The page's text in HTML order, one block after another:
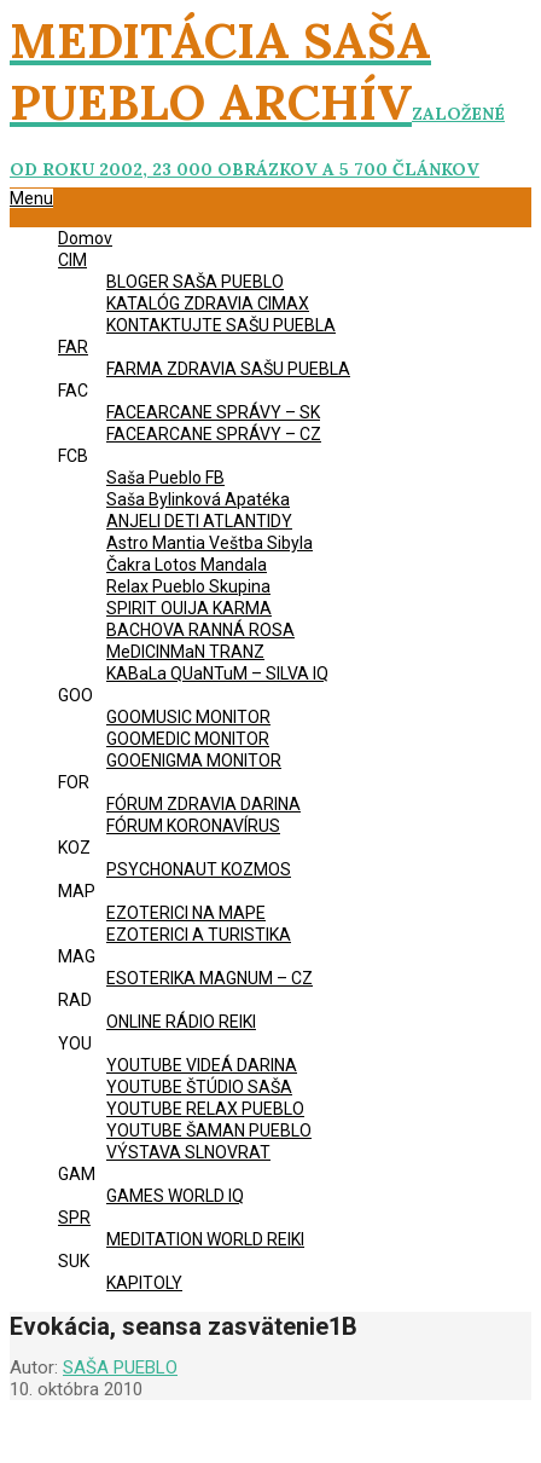
Skip
to
content
MEDITÁCIA SAŠA
PUEBLO ARCHÍVZALOŽENÉ
OD ROKU 2002, 23 000 OBRÁZKOV A 5 700 ČLÁNKOV
Primary
Menu
Domov
CIM
BLOGER SAŠA PUEBLO
KATALÓG ZDRAVIA CIMAX
KONTAKTUJTE SAŠU PUEBLA
FAR
FARMA ZDRAVIA SAŠU PUEBLA
FAC
FACEARCANE SPRÁVY – SK
FACEARCANE SPRÁVY – CZ
FCB
Saša Pueblo FB
Saša Bylinková Apatéka
ANJELI DETI ATLANTIDY
Astro Mantia Veštba Sibyla
Čakra Lotos Mandala
Relax Pueblo Skupina
SPIRIT OUIJA KARMA
BACHOVA RANNÁ ROSA
MeDICINMaN TRANZ
KABaLa QUaNTuM – SILVA IQ
GOO
GOOMUSIC MONITOR
GOOMEDIC MONITOR
GOOENIGMA MONITOR
FOR
FÓRUM ZDRAVIA DARINA
FÓRUM KORONAVÍRUS
KOZ
PSYCHONAUT KOZMOS
MAP
EZOTERICI NA MAPE
EZOTERICI A TURISTIKA
MAG
ESOTERIKA MAGNUM – CZ
RAD
ONLINE RÁDIO REIKI
YOU
YOUTUBE VIDEÁ DARINA
YOUTUBE ŠTÚDIO SAŠA
YOUTUBE RELAX PUEBLO
YOUTUBE ŠAMAN PUEBLO
VÝSTAVA SLNOVRAT
GAM
GAMES WORLD IQ
SPR
MEDITATION WORLD REIKI
SUK
KAPITOLY
Evokácia, seansa zasvätenie1B
Autor: SAŠA PUEBLO
10. októbra 2010